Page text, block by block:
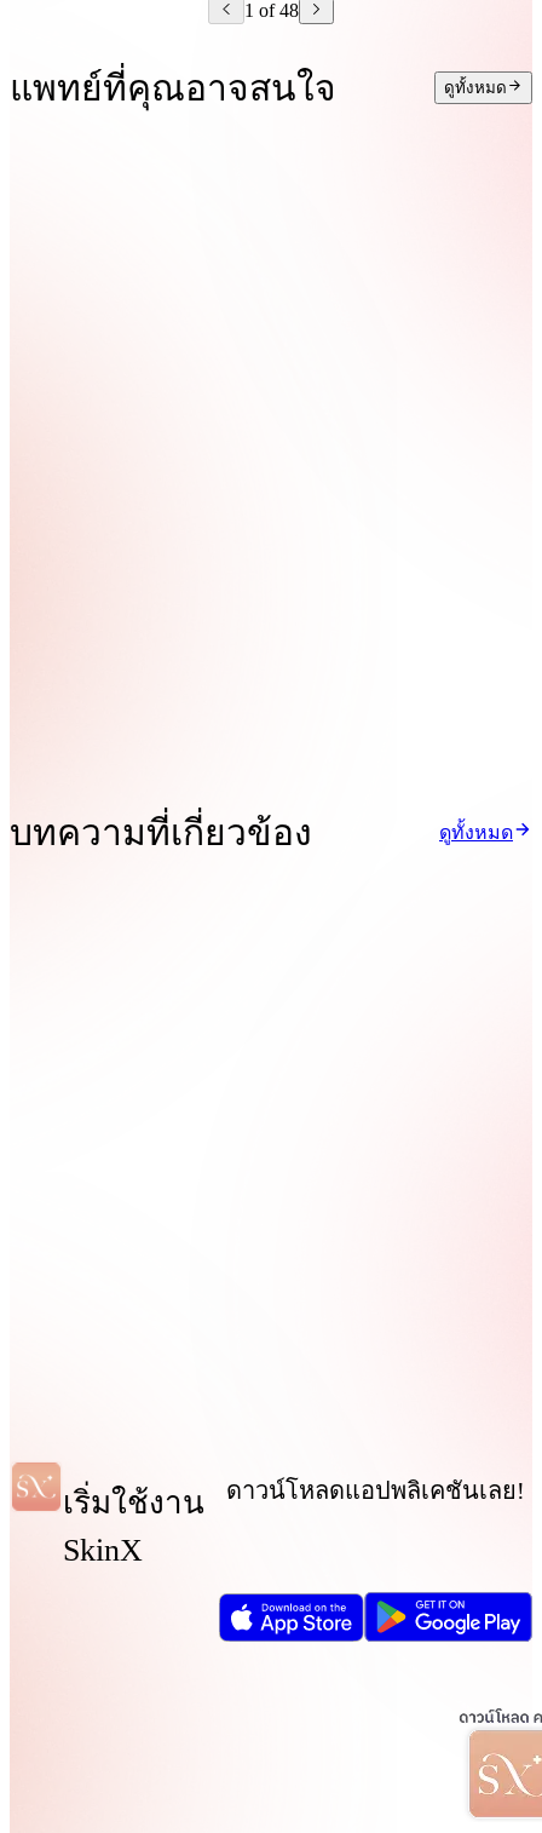
1 of 48
แพทย์ที่คุณอาจสนใจ ดูทั้งหมด
บทความที่เกี่ยวข้อง ดูทั้งหมด
เริ่มใช้งาน
SkinX
ดาวน์โหลดแอปพลิเคชันเลย!